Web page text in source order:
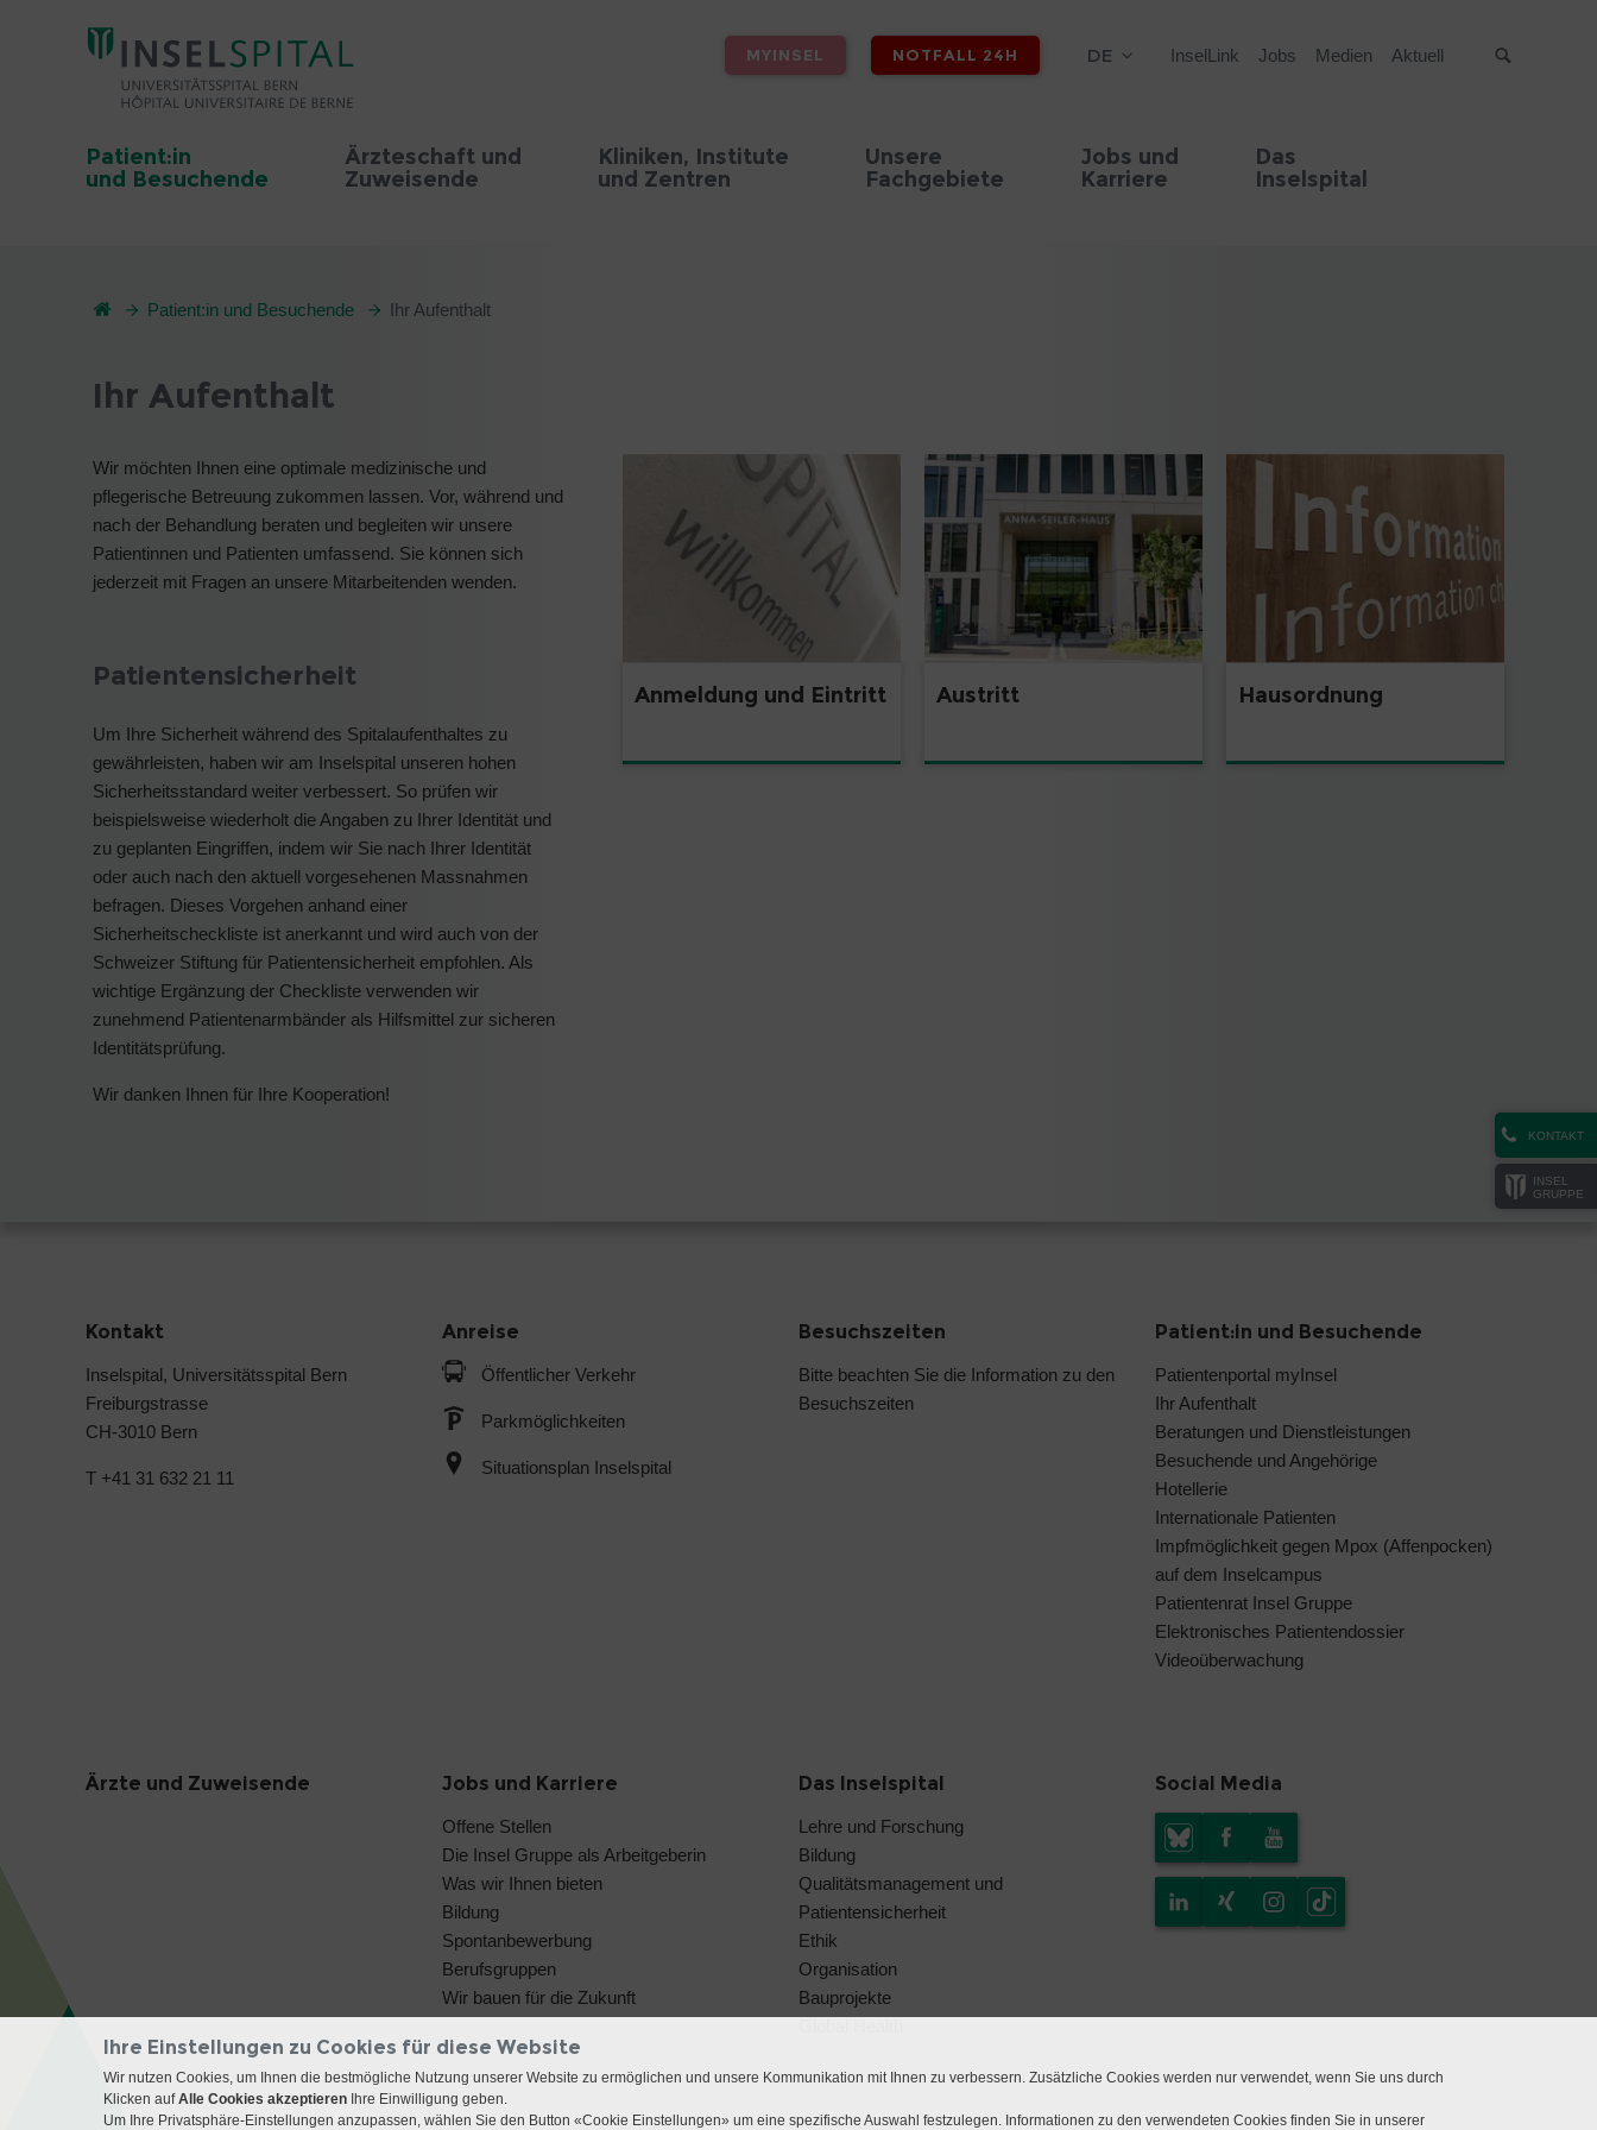
MYINSEL NOTFALL 24H DE InselLink Jobs Medien Aktuell
Patient:in
und Besuchende
Ärzteschaft und
Zuweisende
Kliniken, Institute
und Zentren
Unsere
Fachgebiete
Jobs und
Karriere
Das
Inselspital
KONTAKT
INSEL
GRUPPE
Patient:in und Besuchende Ihr Aufenthalt
Ihr Aufenthalt
Wir möchten Ihnen eine optimale medizinische und
pflegerische Betreuung zukommen lassen. Vor, während und
nach der Behandlung beraten und begleiten wir unsere
Patientinnen und Patienten umfassend. Sie können sich
jederzeit mit Fragen an unsere Mitarbeitenden wenden.
Patientensicherheit
Um Ihre Sicherheit während des Spitalaufenthaltes zu
gewährleisten, haben wir am Inselspital unseren hohen
Sicherheitsstandard weiter verbessert. So prüfen wir
beispielsweise wiederholt die Angaben zu Ihrer Identität und
zu geplanten Eingriffen, indem wir Sie nach Ihrer Identität
oder auch nach den aktuell vorgesehenen Massnahmen
befragen. Dieses Vorgehen anhand einer
Sicherheitscheckliste ist anerkannt und wird auch von der
Schweizer Stiftung für Patientensicherheit empfohlen. Als
wichtige Ergänzung der Checkliste verwenden wir
zunehmend Patientenarmbänder als Hilfsmittel zur sicheren
Identitätsprüfung.
Wir danken Ihnen für Ihre Kooperation!
Anmeldung und Eintritt Austritt Hausordnung
Kontakt
Inselspital, Universitätsspital Bern
Freiburgstrasse
CH-3010 Bern
T +41 31 632 21 11
Anreise
Öffentlicher Verkehr
Parkmöglichkeiten
Situationsplan Inselspital
Besuchszeiten
Bitte beachten Sie die Information zu den
Besuchszeiten
Patient:in und Besuchende
Patientenportal myInsel
Ihr Aufenthalt
Beratungen und Dienstleistungen
Besuchende und Angehörige
Hotellerie
Internationale Patienten
Impfmöglichkeit gegen Mpox (Affenpocken)
auf dem Inselcampus
Patientenrat Insel Gruppe
Elektronisches Patientendossier
Videoüberwachung
Ärzte und Zuweisende Jobs und Karriere
Offene Stellen
Die Insel Gruppe als Arbeitgeberin
Was wir Ihnen bieten
Bildung
Spontanbewerbung
Berufsgruppen
Wir bauen für die Zukunft
Das Inselspital
Lehre und Forschung
Bildung
Qualitätsmanagement und
Patientensicherheit
Ethik
Organisation
Bauprojekte
Social Media
Ihre Einstellungen zu Cookies für diese Website
Wir nutzen Cookies, um Ihnen die bestmögliche Nutzung unserer Website zu ermöglichen und unsere Kommunikation mit Ihnen zu verbessern. Zusätzliche Cookies werden nur verwendet, wenn Sie uns durch
Klicken aufAlle Cookies akzeptieren Ihre Einwilligung geben.
Um Ihre Privatsphäre-Einstellungen anzupassen, wählen Sie den Button «Cookie Einstellungen» um eine spezifische Auswahl festzulegen. Informationen zu den verwendeten Cookies finden Sie in unserer